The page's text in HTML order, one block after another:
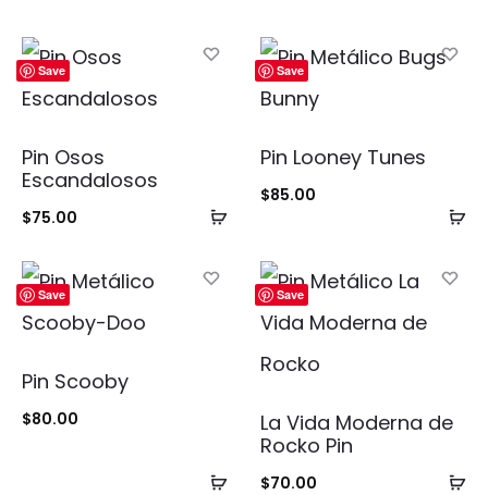
Save
Añadir
carrito
Pin Osos
Escandalosos
$75.00
Save
Pin Looney Tunes
$85.00
Save
Añadir
Pin Scooby
$80.00
Save
La Vida Moderna de
Rocko Pin
$70.00